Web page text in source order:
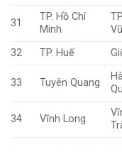
31
TP. Hồ Chí
Minh
32 TP. Huế
33 Tuyên Quang
34 Vĩnh Long